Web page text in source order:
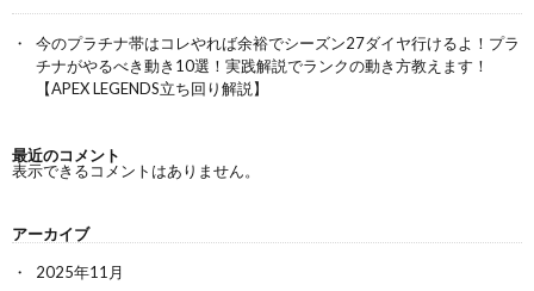
今のプラチナ帯はコレやれば余裕でシーズン27ダイヤ行けるよ！プラ
チナがやるべき動き10選！実践解説でランクの動き方教えます！
【APEX LEGENDS立ち回り解説】
最近のコメント
表示できるコメントはありません。
アーカイブ
2025年11月